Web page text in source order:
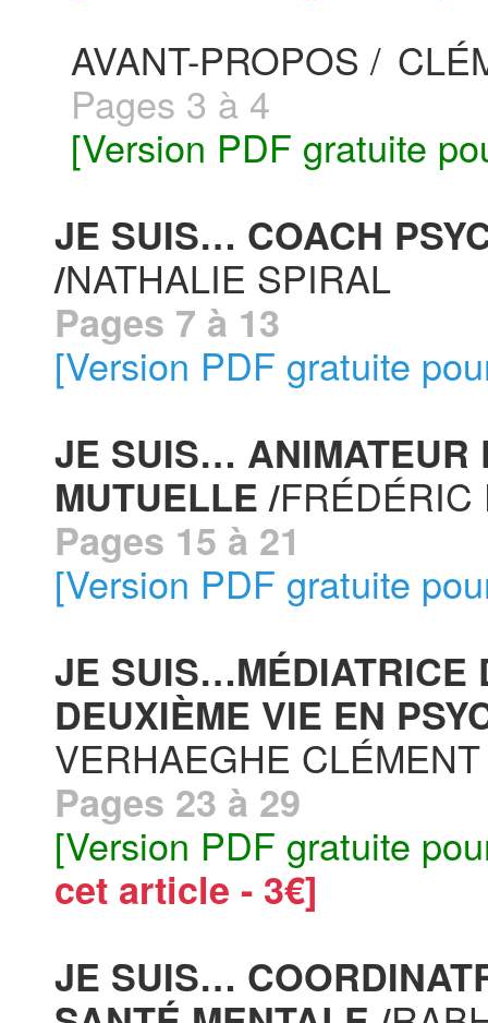
AVANT-PROPOS /
Pages 3 à 4
[Version PDF gratuite
JE SUIS… COACH
/NATHALIE SPIRAL
Pages 7 à 13
[Version PDF gratuite
JE SUIS… ANIMATEUR
MUTUELLE /
Pages 15 à 21
[Version PDF gratuite
JE SUIS…MÉDIATRICE
DEUXIÈME VIE EN
VERHAEGHE CLÉMENT
Pages 23 à 29
[Version PDF gratuite
cet article - 3€]
JE SUIS…